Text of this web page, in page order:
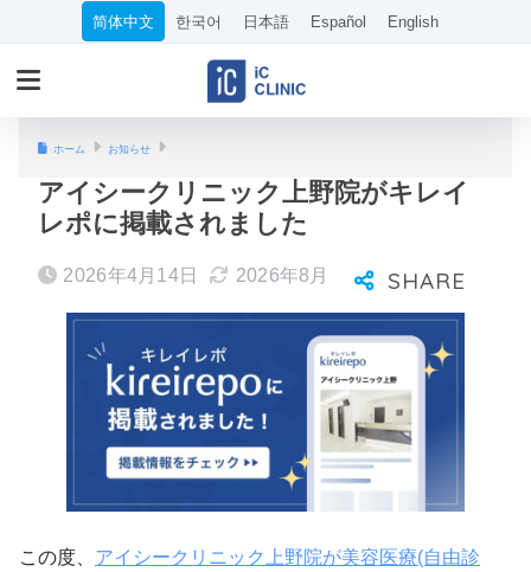
简体中文 한국어 日本語 Español English
ホーム お知らせ
アイシークリニック上野院がキレイ
レポに掲載されました
2026年4月14日 2026年8月2日
この度、 アイシークリニック上野院が美容医療(自由診